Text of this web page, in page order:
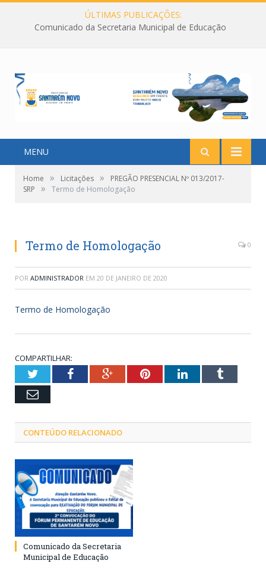
ÚLTIMAS PUBLICAÇÕES:
Comunicado da Secretaria Municipal de Educação
MENU
Home » Licitações »
PREGÃO PRESENCIAL Nº 013/2017-
SRP
» Termo de Homologação
Termo de Homologação 0
POR ADMINISTRADOR EM 20 DE JANEIRO DE 2020
Termo de Homologação
COMPARTILHAR:
TwitterFacebookGoogle+PinterestLinkedInTumblr
Email
CONTEÚDO RELACIONADO
Comunicado da Secretaria
Municipal de Educação